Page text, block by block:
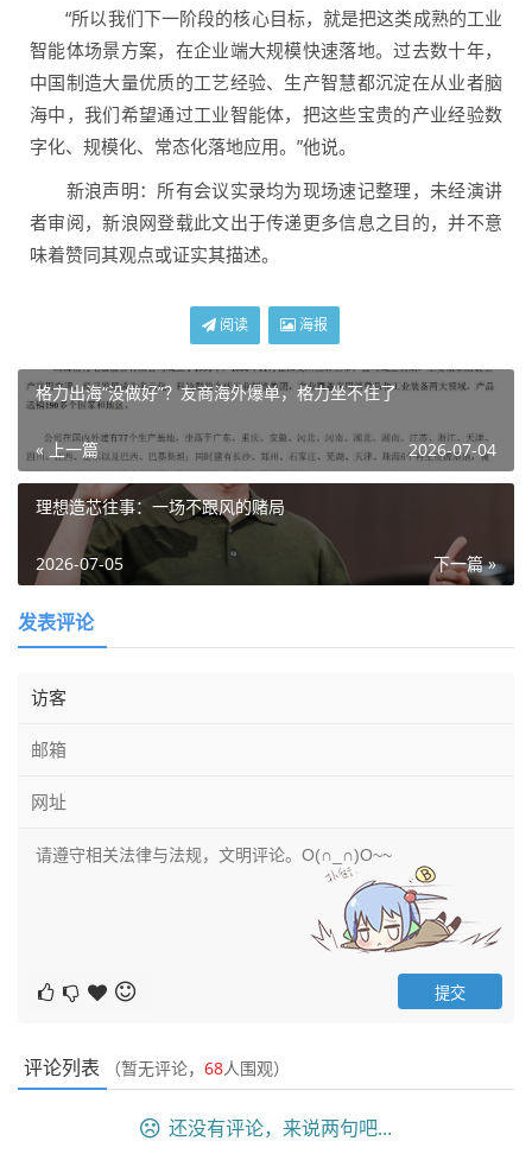
“所以我们下一阶段的核心目标，就是把这类成熟的工业
智能体场景方案，在企业端大规模快速落地。过去数十年，
中国制造大量优质的工艺经验、生产智慧都沉淀在从业者脑
海中，我们希望通过工业智能体，把这些宝贵的产业经验数
字化、规模化、常态化落地应用。”他说。
新浪声明：所有会议实录均为现场速记整理，未经演讲
者审阅，新浪网登载此文出于传递更多信息之目的，并不意
味着赞同其观点或证实其描述。
阅读 海报
格力出海“没做好”？友商海外爆单，格力坐不住了
« 上一篇 2026-07-04
理想造芯往事：一场不跟风的赌局
下一篇 »
2026-07-05
发表评论
评论列表 （暂无评论， 68人围观）
还没有评论，来说两句吧...